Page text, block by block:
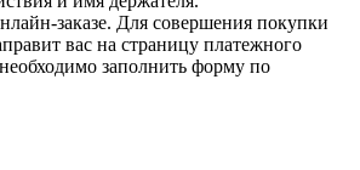
заказе. Для совершения покупки
вас на страницу платежного
заполнить форму по